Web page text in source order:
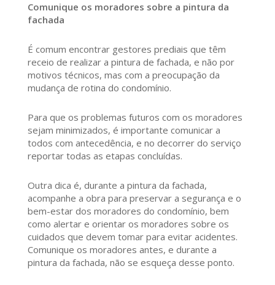
Comunique os moradores sobre a pintura da
fachada
É comum encontrar gestores prediais que têm
receio de realizar a pintura de fachada, e não por
motivos técnicos, mas com a preocupação da
mudança de rotina do condomínio.
Para que os problemas futuros com os moradores
sejam minimizados, é importante comunicar a
todos com antecedência, e no decorrer do serviço
reportar todas as etapas concluídas.
Outra dica é, durante a pintura da fachada,
acompanhe a obra para preservar a segurança e o
bem-estar dos moradores do condomínio, bem
como alertar e orientar os moradores sobre os
cuidados que devem tomar para evitar acidentes.
Comunique os moradores antes, e durante a
pintura da fachada, não se esqueça desse ponto.